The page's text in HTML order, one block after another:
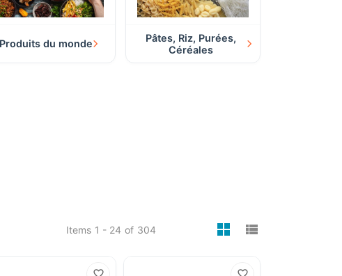
Produits du monde
Pâtes, Riz, Purées,
Céréales
Items 1 - 24 of 304 viewmode